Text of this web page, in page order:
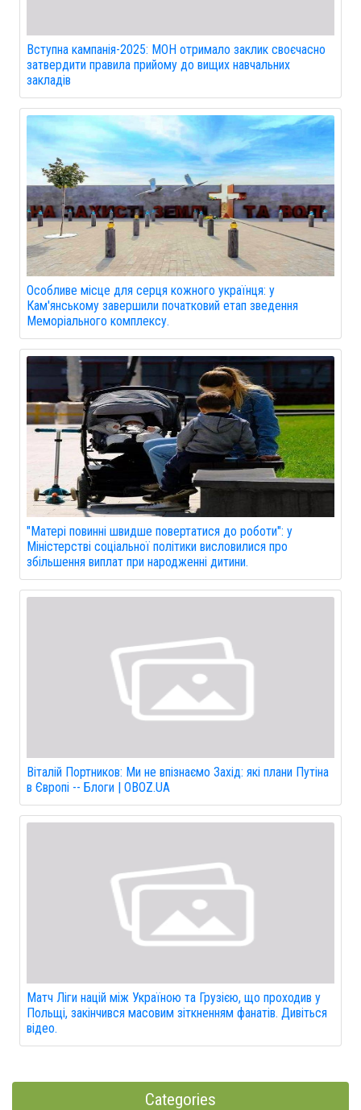
Вступна кампанія-2025: МОН отримало заклик своєчасно
затвердити правила прийому до вищих навчальних
закладів
Особливе місце для серця кожного українця: у
Кам'янському завершили початковий етап зведення
Меморіального комплексу.
"Матері повинні швидше повертатися до роботи": у
Міністерстві соціальної політики висловилися про
збільшення виплат при народженні дитини.
Віталій Портников: Ми не впізнаємо Захід: які плани Путіна
в Європі -- Блоги | OBOZ.UA
Матч Ліги націй між Україною та Грузією, що проходив у
Польщі, закінчився масовим зіткненням фанатів. Дивіться
відео.
Categories